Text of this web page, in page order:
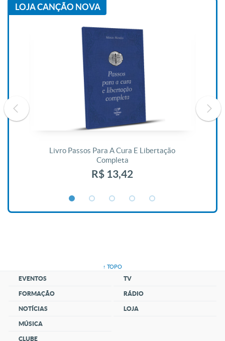
LOJA CANÇÃO NOVA
Livro Passos Para A Cura E Libertação
Completa
R$ 13,42
↑ TOPO
EVENTOS
FORMAÇÃO
NOTÍCIAS
MÚSICA
CLUBE
TV
RÁDIO
LOJA